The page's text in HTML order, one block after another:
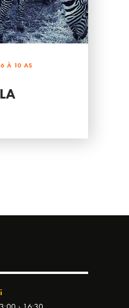
À 10 AS